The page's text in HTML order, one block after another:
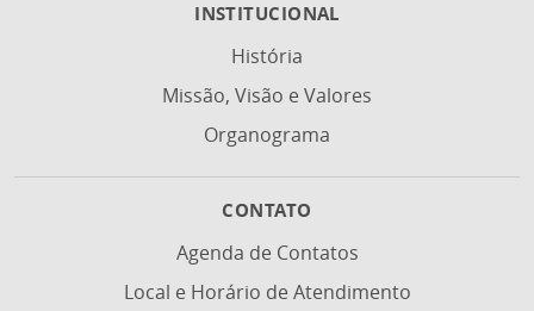
INSTITUCIONAL
História
Missão, Visão e Valores
Organograma
CONTATO
Agenda de Contatos
Local e Horário de Atendimento